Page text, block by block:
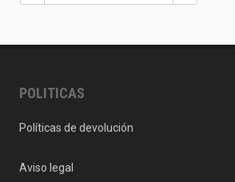
POLITICAS
Políticas de devolución
Aviso legal